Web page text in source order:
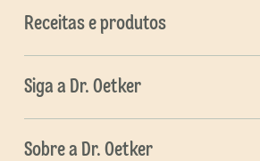
Receitas e produtos
Siga a Dr. Oetker
Sobre a Dr. Oetker